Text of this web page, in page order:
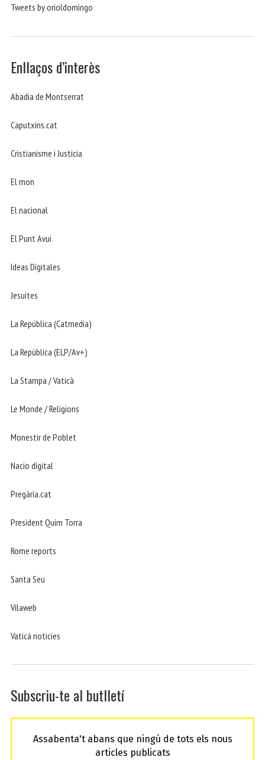
Tweets by orioldomingo
Enllaços d’interès
Abadia de Montserrat
Caputxins.cat
Cristianisme i Justicia
El mon
El nacional
El Punt Avui
Ideas Digitales
Jesuites
La República (Catmedia)
La República (ELP/Av+)
La Stampa / Vaticà
Le Monde / Religions
Monestir de Poblet
Nacio digital
Pregària.cat
President Quim Torra
Rome reports
Santa Seu
Vilaweb
Vaticá noticies
Subscriu-te al butlletí
Assabenta't abans que ningú de tots els nous
articles publicats